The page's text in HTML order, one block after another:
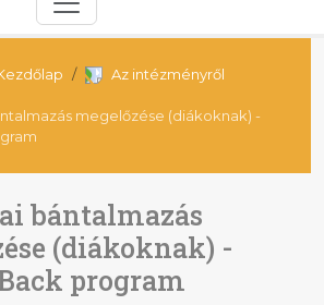
Az intézményről
megelőzése (diákoknak) -
bántalmazás
(diákoknak) -
program